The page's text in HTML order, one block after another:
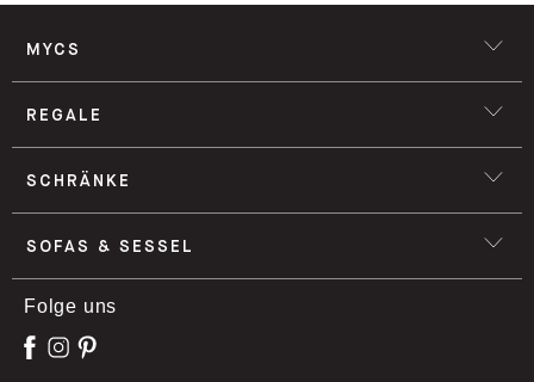
MYCS
REGALE
SCHRÄNKE
SOFAS & SESSEL
Folge uns